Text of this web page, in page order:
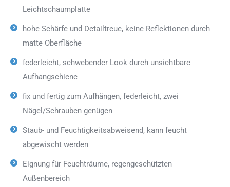
Leichtschaumplatte
hohe Schärfe und Detailtreue, keine Reflektionen durch
matte Oberfläche
federleicht, schwebender Look durch unsichtbare
Aufhangschiene
fix und fertig zum Aufhängen, federleicht, zwei
Nägel/Schrauben genügen
Staub- und Feuchtigkeitsabweisend, kann feucht
abgewischt werden
Eignung für Feuchträume, regengeschützten
Außenbereich